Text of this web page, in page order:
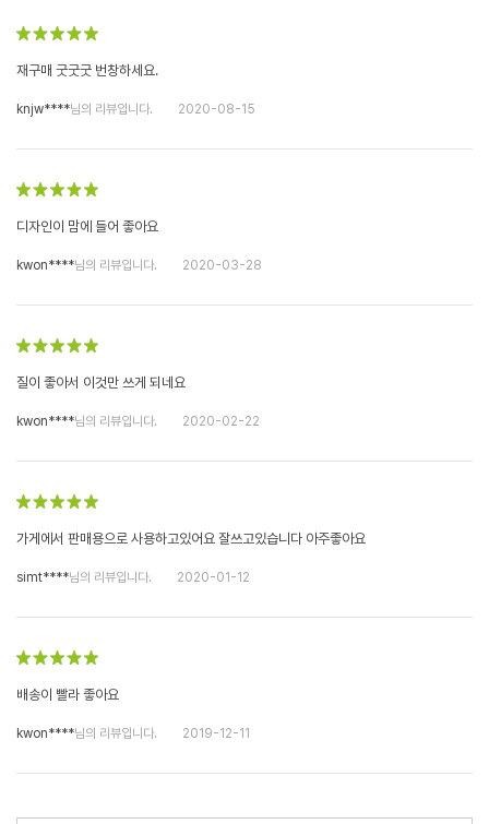
재구매 굿굿굿 번창하세요.
knjw****님의 리뷰입니다. 2020-08-15
디자인이 맘에 들어 좋아요
kwon****님의 리뷰입니다. 2020-03-28
질이 좋아서 이것만 쓰게 되네요
kwon****님의 리뷰입니다. 2020-02-22
가게에서 판매용으로 사용하고있어요 잘쓰고있습니다 아주좋아요
simt****님의 리뷰입니다. 2020-01-12
배송이 빨라 좋아요
kwon****님의 리뷰입니다. 2019-12-11